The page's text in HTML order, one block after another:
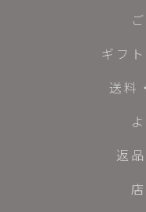
ギフ
送料
返